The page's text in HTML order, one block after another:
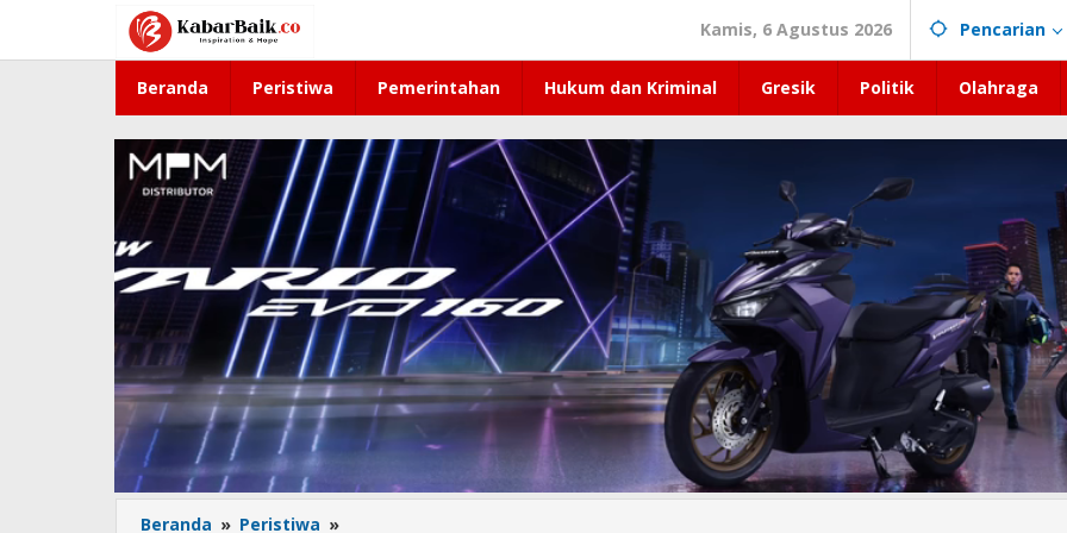
konten
Kamis, 6 Agustus 2026 Pencarian
Beranda Peristiwa Pemerintahan Hukum dan Kriminal Gresik Politik Olahraga
Beranda » Peristiwa »